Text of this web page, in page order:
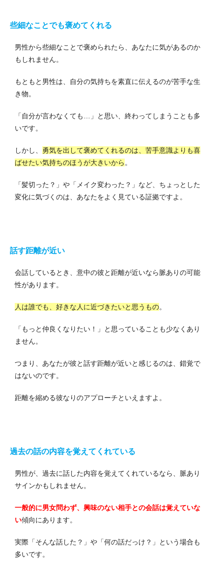
些細なことでも褒めてくれる
男性から些細なことで褒められたら、あなたに気があるのか
もしれません。
もともと男性は、自分の気持ちを素直に伝えるのが苦手な生
き物。
「自分が言わなくても…」と思い、終わってしまうことも多
いです。
しかし、 勇気を出して褒めてくれるのは、苦手意識よりも喜
ばせたい気持ちのほうが大きいから。
「髪切った？」や「メイク変わった？」など、ちょっとした
変化に気づくのは、あなたをよく見ている証拠ですよ。
話す距離が近い
会話しているとき、意中の彼と距離が近いなら脈ありの可能
性があります。
人は誰でも、好きな人に近づきたいと思うもの。
「もっと仲良くなりたい！」と思っていることも少なくあり
ません。
つまり、あなたが彼と話す距離が近いと感じるのは、錯覚で
はないのです。
距離を縮める彼なりのアプローチといえますよ。
過去の話の内容を覚えてくれている
男性が、過去に話した内容を覚えてくれているなら、脈あり
サインかもしれません。
一般的に男女問わず、興味のない相手との会話は覚えていな
い傾向にあります。
実際「そんな話した？」や「何の話だっけ？」という場合も
多いです。